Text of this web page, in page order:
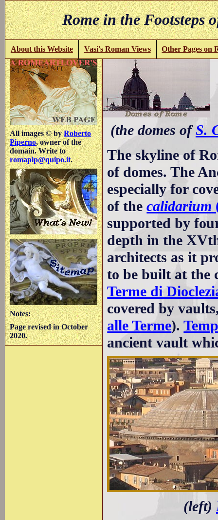
Rome in the
About this Website Vasi's Roman Views Other Pages on
All images © byRoberto
Piperno, owner of the
domain. Write to
romapip@quipo.it.
Notes:
Page revised in October
2020.
(the domes ofS.
The skyline of
of domes. The
especially for
of thecalidarium
supported by
depth in the
architects as it
to be built at the
Terme di
covered by
alle Terme).
ancient vault
(left)